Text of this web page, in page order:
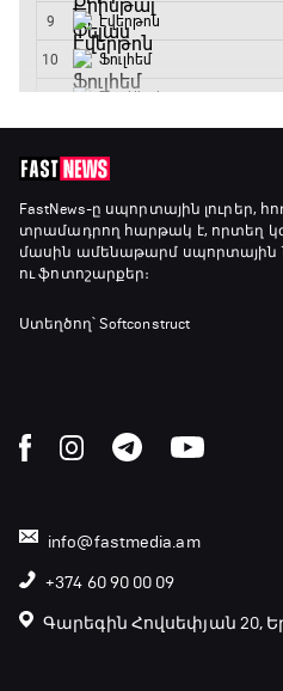
20:45 - 23:25
23:25 - 23:50
Փ/Ֆ Երազանքի թիմեր
23:50 - 00:00
FastNews-ը սպորտային լուրեր,
տրամադրող հարթակ է, որտեղ
մասին ամենաթարմ սպորտային
ու ֆոտոշարքեր։
Ստեղծող՝ Softconstruct
info@fastmedia.am
+374 60 90 00 09
Գարեգին Հովսեփյան 20,